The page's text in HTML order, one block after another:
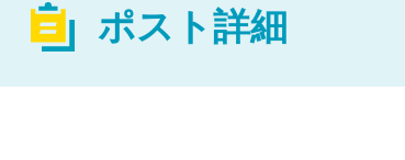
ポスト詳細